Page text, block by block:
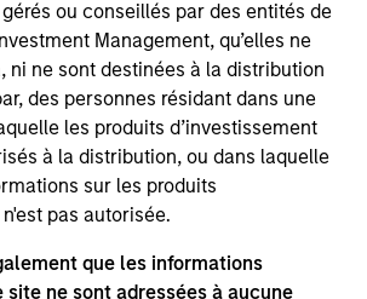
ou conseillés par des entités de
Management, qu’elles ne
ni ne sont destinées à la distribution
des personnes résidant dans une
les produits d’investissement
à la distribution, ou dans laquelle
sur les produits
pas autorisée.
que les informations
site ne sont adressées à aucune
was a senior front-office
Christian received a BSc
Science with Business and
an MSc with distinction in
Science and Information
from the University of
the Chartered Financial